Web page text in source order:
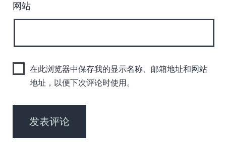
网站
在此浏览器中保存我的显示名称、邮箱地址和网站
地址，以便下次评论时使用。